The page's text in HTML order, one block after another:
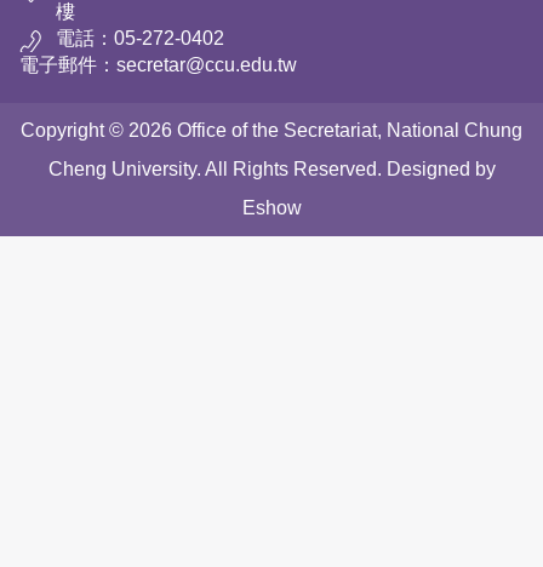
樓
電話：05-272-0402
電子郵件：secretar@ccu.edu.tw
Copyright © 2026 Office of the Secretariat, National Chung
Cheng University. All Rights Reserved. Designed by
Eshow